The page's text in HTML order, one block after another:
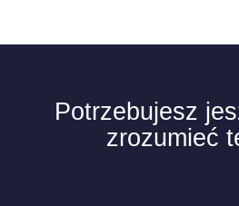
Potrzebujesz
zrozumieć